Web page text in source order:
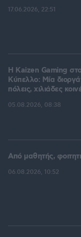
17.06.2026, 22:51
H Kaizen Gaming
Kύπελλο: Μία
πόλεις, χιλιάδες
05.08.2026, 08:38
Από μαθητής,
06.08.2026, 10:52